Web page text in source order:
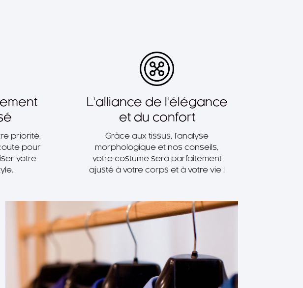
priorité.
pour
votre
L'alliance de l'élégance
et du confort
Grâce aux tissus, l'analyse
morphologique et nos conseils,
votre costume sera parfaitement
ajusté à votre corps et à votre vie !